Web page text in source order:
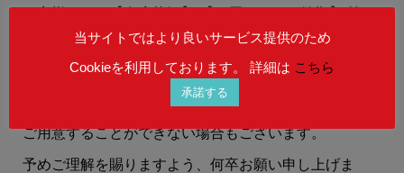
を、メールにてお知らせいたします。
在庫状況によりましては、御注文後にご希望の商品を
ご用意することができない場合もございます。
予めご理解を賜りますよう、何卒お願い申し上げま
当サイトではより良いサービス提供のため
Cookieを利用しております。 詳細は こちら
承諾する